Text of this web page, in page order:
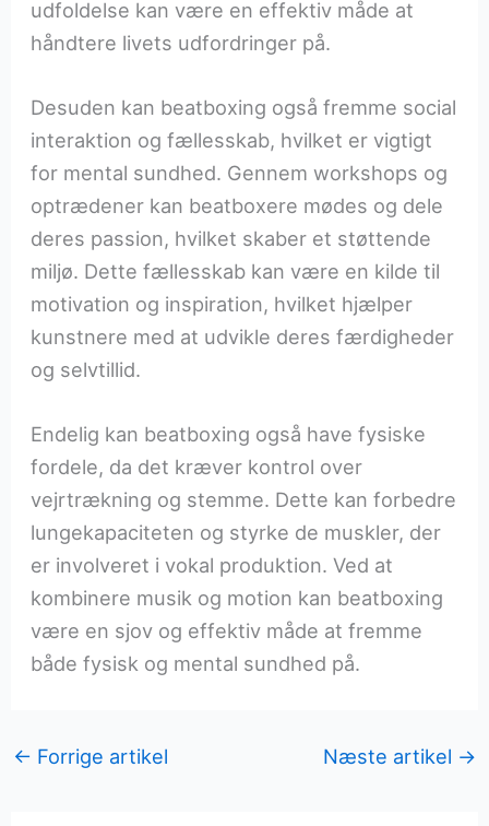
udfoldelse kan være en effektiv måde at
håndtere livets udfordringer på.
Desuden kan beatboxing også fremme social
interaktion og fællesskab, hvilket er vigtigt
for mental sundhed. Gennem workshops og
optrædener kan beatboxere mødes og dele
deres passion, hvilket skaber et støttende
miljø. Dette fællesskab kan være en kilde til
motivation og inspiration, hvilket hjælper
kunstnere med at udvikle deres færdigheder
og selvtillid.
Endelig kan beatboxing også have fysiske
fordele, da det kræver kontrol over
vejrtrækning og stemme. Dette kan forbedre
lungekapaciteten og styrke de muskler, der
er involveret i vokal produktion. Ved at
kombinere musik og motion kan beatboxing
være en sjov og effektiv måde at fremme
både fysisk og mental sundhed på.
← Forrige artikel Næste artikel →